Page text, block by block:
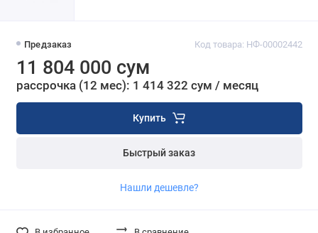
Предзаказ Код товара: НФ-00002442
11 804 000 сум
рассрочка (12 мес): 1 414 322 сум / месяц
Купить
Быстрый заказ
Нашли дешевле?